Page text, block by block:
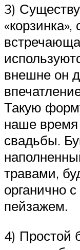
3)
внешне он
Такую
наше время
свадьбы.
травами,
органично
пейзажем.
4) Простой